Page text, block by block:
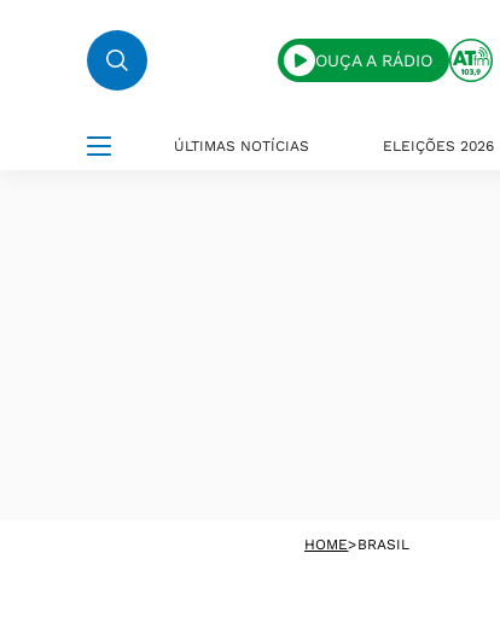
OUÇA A RÁDIO
ÚLTIMAS NOTÍCIAS ELEIÇÕES 2026
HOME>BRASIL